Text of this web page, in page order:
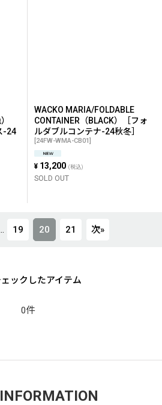
-24
WACKO MARIA/FOLDABLE
CONTAINER（BLACK）［フォ
ルダブルコンテナ-24秋冬］
[24FW-WMA-CB01]
¥ 13,200 (税込)
SOLD OUT
19 20 21 次»
ックしたアイテム
0件